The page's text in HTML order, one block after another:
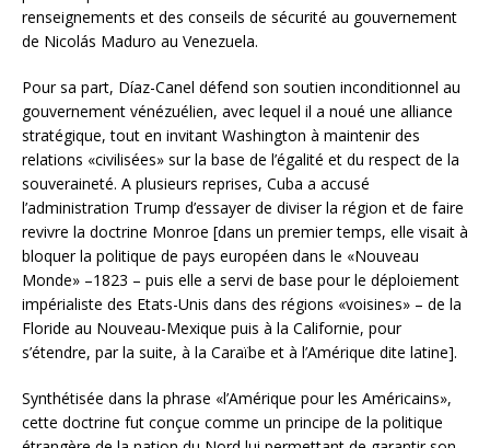
renseignements et des conseils de sécurité au gouvernement
de Nicolás Maduro au Venezuela.
Pour sa part, Díaz-Canel défend son soutien inconditionnel au
gouvernement vénézuélien, avec lequel il a noué une alliance
stratégique, tout en invitant Washington à maintenir des
relations «civilisées» sur la base de l’égalité et du respect de la
souveraineté. A plusieurs reprises, Cuba a accusé
l’administration Trump d’essayer de diviser la région et de faire
revivre la doctrine Monroe [dans un premier temps, elle visait à
bloquer la politique de pays européen dans le «Nouveau
Monde» –1823 – puis elle a servi de base pour le déploiement
impérialiste des Etats-Unis dans des régions «voisines» – de la
Floride au Nouveau-Mexique puis à la Californie, pour
s’étendre, par la suite, à la Caraïbe et à l’Amérique dite latine].
Synthétisée dans la phrase «l’Amérique pour les Américains»,
cette doctrine fut conçue comme un principe de la politique